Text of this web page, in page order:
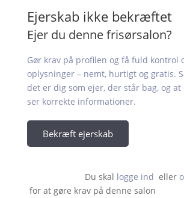
Ejerskab ikke bekræftet
Ejer du denne frisørsalon?
Gør krav på profilen og få fuld kontrol
oplysninger – nemt, hurtigt og gratis.
det er dig som ejer, der står bag, og
ser korrekte informationer.
Bekræft ejerskab
Du skal logge ind eller
for at gøre krav på denne